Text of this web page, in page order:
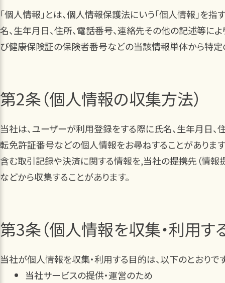
「個人情報」とは、個人情報保護法にいう「個人情報」を
名、生年月日、住所、電話番号、連絡先その他の記述等に
び健康保険証の保険者番号などの当該情報単体から特定
第2条（個人情報の収集方法）
当社は、ユーザーが利用登録をする際に氏名、生年月日、
転免許証番号などの個人情報をお尋ねすることがありま
含む取引記録や決済に関する情報を,当社の提携先（情報
などから収集することがあります。
第3条（個人情報を収集・利用す
当社が個人情報を収集・利用する目的は、以下のとおりで
当社サービスの提供・運営のため